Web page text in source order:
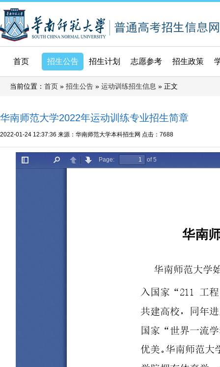
首页 招生公告 招生计划 志愿参考 招生政策
当前位置： 首页 » 招生公告 » 运动训练招生信息 » 正文
华南师范大学2022年运动训练专业招生简章
2022-01-24 12:37:36 来源：华南师范大学本科招生网 点击： 7688